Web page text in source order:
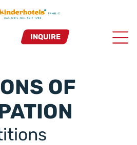
INQUIRE
OF